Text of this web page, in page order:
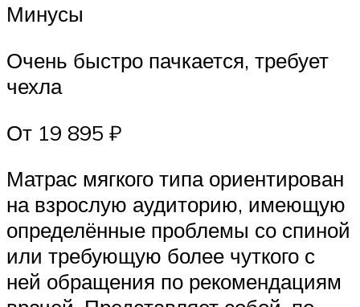
Минусы
Очень быстро пачкается, требует
чехла
От 19 895 ₽
Матрас мягкого типа ориентирован
на взрослую аудиторию, имеющую
определённые проблемы со спиной
или требующую более чуткого с
ней обращения по рекомендациям